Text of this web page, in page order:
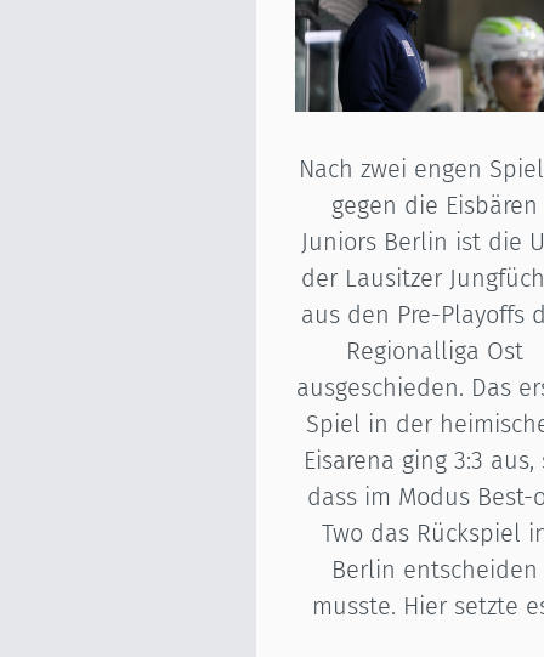
Nach zwei engen
gegen die Eisbären
Juniors Berlin ist die
der Lausitzer
aus den Pre-Playoffs
Regionalliga Ost
ausgeschieden. Das
Spiel in der
Eisarena ging 3:3 aus,
dass im Modus Best-
Two das Rückspiel
Berlin entscheiden
musste. Hier setzte